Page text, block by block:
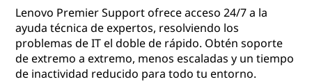
Lenovo Premier Support ofrece acceso 24/7 a la
ayuda técnica de expertos, resolviendo los
problemas de IT el doble de rápido. Obtén soporte
de extremo a extremo, menos escaladas y un tiempo
de inactividad reducido para todo tu entorno.